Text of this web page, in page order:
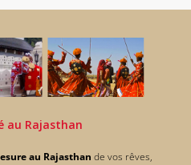
au Rajasthan
au Rajasthan de vos rêves,